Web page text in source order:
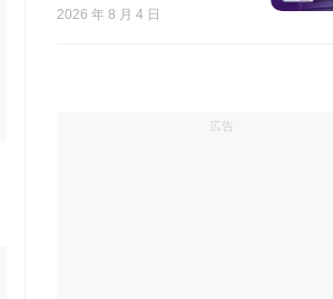
2026 年 8 月 4 日
広告